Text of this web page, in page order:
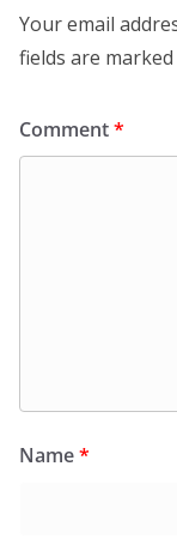
Your email
fields are marked
Comment*
Name*